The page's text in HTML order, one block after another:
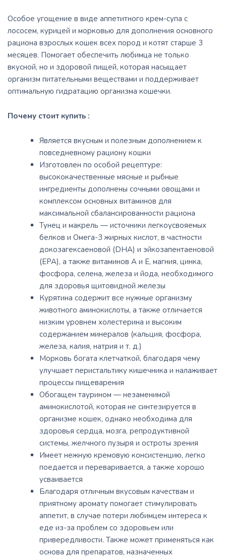
Особое угощение в виде аппетитного крем-супа с
лососем, курицей и морковью для дополнения основного
рациона взрослых кошек всех пород и котят старше 3
месяцев. Помогает обеспечить любимца не только
вкусной, но и здоровой пищей, которая насыщает
организм питательными веществами и поддерживает
оптимальную гидратацию организма кошечки.
Почему стоит купить :
Является вкусным и полезным дополнением к
повседневному рациону кошки
Изготовлен по особой рецептуре:
высококачественные мясные и рыбные
ингредиенты дополнены сочными овощами и
комплексом основных витаминов для
максимальной сбалансированности рациона
Тунец и макрель — источники легкоусвояемых
белков и Омега-3 жирных кислот, в частности
докозагексаеновой (DHA) и эйкозапентаеновой
(EPA), а также витаминов A и E, магния, цинка,
фосфора, селена, железа и йода, необходимого
для здоровья щитовидной железы
Курятина содержит все нужные организму
животного аминокислоты, а также отличается
низким уровнем холестерина и высоким
содержанием минералов (кальция, фосфора,
железа, калия, натрия и т. д.)
Морковь богата клетчаткой, благодаря чему
улучшает перистальтику кишечника и налаживает
процессы пищеварения
Обогащен таурином — незаменимой
аминокислотой, которая не синтезируется в
организме кошек, однако необходима для
здоровья сердца, мозга, репродуктивной
системы, желчного пузыря и остроты зрения
Имеет нежную кремовую консистенцию, легко
поедается и переваривается, а также хорошо
усваивается
Благодаря отличным вкусовым качествам и
приятному аромату помогает стимулировать
аппетит, в случае потери любимцем интереса к
еде из-за проблем со здоровьем или
привередливости. Также может применяться как
основа для препаратов, назначенных